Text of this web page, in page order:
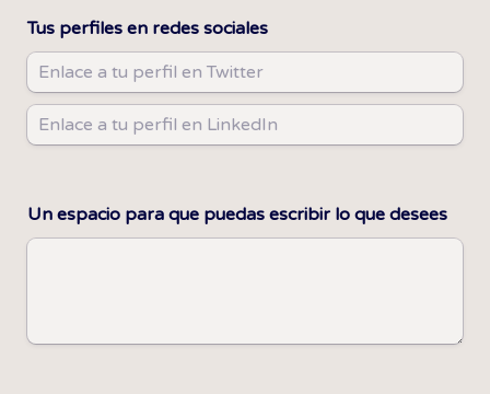
Tus perfiles en redes sociales
Un espacio para que puedas escribir lo que desees